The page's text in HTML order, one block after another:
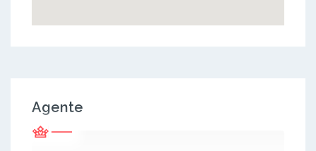
Agente